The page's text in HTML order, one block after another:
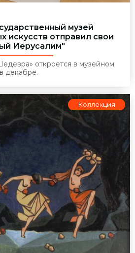
музей
искусств отправил свои
Иерусалим"
откроется в музейном
декабре.
Коллекция